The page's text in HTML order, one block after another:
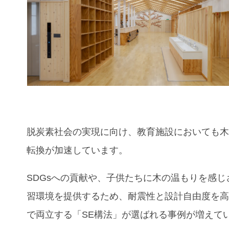
脱炭素社会の実現に向け、教育施設においても
転換が加速しています。
SDGsへの貢献や、子供たちに木の温もりを感じ
習環境を提供するため、耐震性と設計自由度を
で両立する「SE構法」が選ばれる事例が増えて